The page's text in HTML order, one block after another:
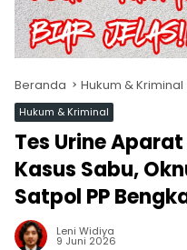
Beranda Hukum & Kriminal
Hukum & Kriminal
Tes Urine
Kasus Sabu,
Satpol PP
Leni Widiya
9 Juni 2026